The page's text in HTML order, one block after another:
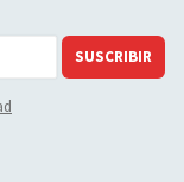
SUSCRIBIR